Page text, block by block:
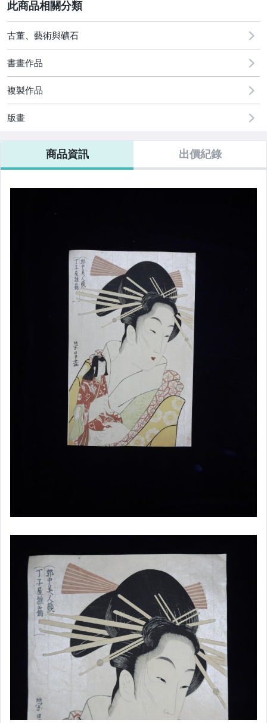
圖書/影音/文具
古董、藝術與礦石
手機、配件與通訊
美容保養與彩妝
運動、戶外與休閒
偶像、球員卡與郵幣
古董、藝術與礦石
書畫作品
複製作品
版畫
商品資訊 出價紀錄